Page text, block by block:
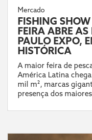
Mercado
FISHING
FEIRA ABRE
PAULO EXPO,
HISTÓRICA
A maior feira de
América Latina
mil m², marcas
presença dos